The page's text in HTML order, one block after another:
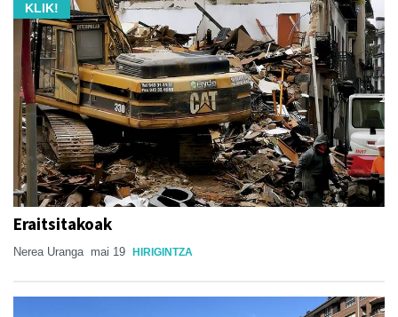
KLIK!
Eraitsitakoak
Nerea Uranga mai 19 HIRIGINTZA